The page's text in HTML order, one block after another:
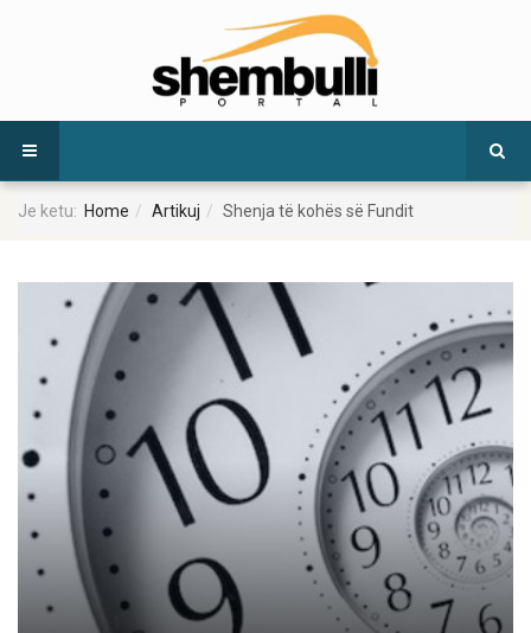
Je ketu: Home Artikuj Shenja të kohës së Fundit